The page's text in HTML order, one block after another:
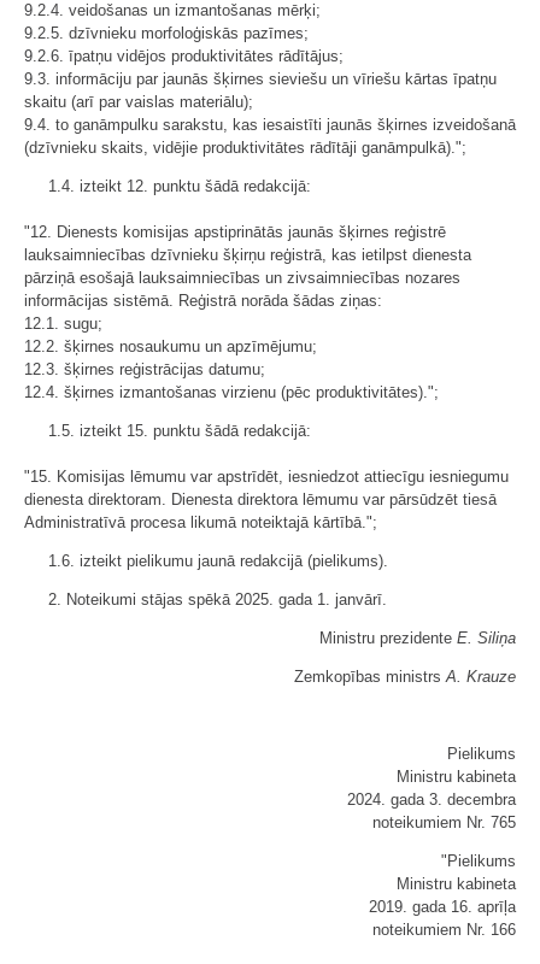
9.2.4. veidošanas un izmantošanas mērķi;
9.2.5. dzīvnieku morfoloģiskās pazīmes;
9.2.6. īpatņu vidējos produktivitātes rādītājus;
9.3. informāciju par jaunās šķirnes sieviešu un vīriešu kārtas īpatņu
skaitu (arī par vaislas materiālu);
9.4. to ganāmpulku sarakstu, kas iesaistīti jaunās šķirnes izveidošanā
(dzīvnieku skaits, vidējie produktivitātes rādītāji ganāmpulkā).";
1.4. izteikt 12. punktu šādā redakcijā:
"12. Dienests komisijas apstiprinātās jaunās šķirnes reģistrē
lauksaimniecības dzīvnieku šķirņu reģistrā, kas ietilpst dienesta
pārziņā esošajā lauksaimniecības un zivsaimniecības nozares
informācijas sistēmā. Reģistrā norāda šādas ziņas:
12.1. sugu;
12.2. šķirnes nosaukumu un apzīmējumu;
12.3. šķirnes reģistrācijas datumu;
12.4. šķirnes izmantošanas virzienu (pēc produktivitātes).";
1.5. izteikt 15. punktu šādā redakcijā:
"15. Komisijas lēmumu var apstrīdēt, iesniedzot attiecīgu iesniegumu
dienesta direktoram. Dienesta direktora lēmumu var pārsūdzēt tiesā
Administratīvā procesa likumā noteiktajā kārtībā.";
1.6. izteikt pielikumu jaunā redakcijā (pielikums).
2. Noteikumi stājas spēkā 2025. gada 1. janvārī.
Ministru prezidente E. Siliņa
Zemkopības ministrsA. Krauze
Pielikums
Ministru kabineta
2024. gada 3. decembra
noteikumiem Nr. 765
"Pielikums
Ministru kabineta
2019. gada 16. aprīļa
noteikumiem Nr. 166